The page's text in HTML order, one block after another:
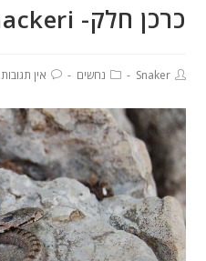
כרכן חלק- Elaphe hohenackeri
Snaker נחשים אין תגובות